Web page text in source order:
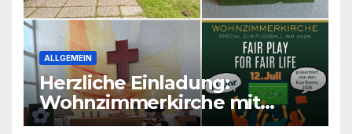
ALLGEMEIN
Herzliche Einladung:
Wohnzimmerkirche mit
unseren Konfis